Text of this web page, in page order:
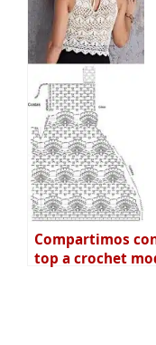
Compartimos
top a crochet